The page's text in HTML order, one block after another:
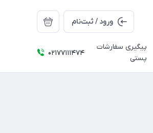
ورود / ثبت‌نام
پیگیری سفارشات
پستی
02177111474